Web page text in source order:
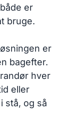
er
bruge.
er
bagefter.
hver
eller
stå, og så